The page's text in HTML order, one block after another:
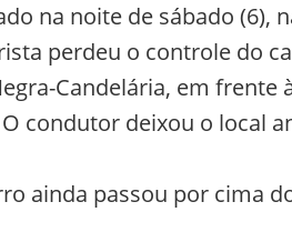
na noite de sábado (6),
perdeu o controle do
Candelária, em
condutor deixou o local
ainda passou por cima